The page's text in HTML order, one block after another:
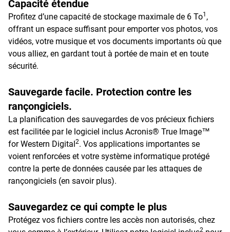
Capacité étendue
Profitez d’une capacité de stockage maximale de 6 To1 ,
offrant un espace suffisant pour emporter vos photos, vos
vidéos, votre musique et vos documents importants où que
vous alliez, en gardant tout à portée de main et en toute
sécurité.
Sauvegarde facile. Protection contre les
rançongiciels.
La planification des sauvegardes de vos précieux fichiers
est facilitée par le logiciel inclus Acronis® True Image™
for Western Digital2. Vos applications importantes se
voient renforcées et votre système informatique protégé
contre la perte de données causée par les attaques de
rançongiciels (en savoir plus).
Sauvegardez ce qui compte le plus
Protégez vos fichiers contre les accès non autorisés, chez
2